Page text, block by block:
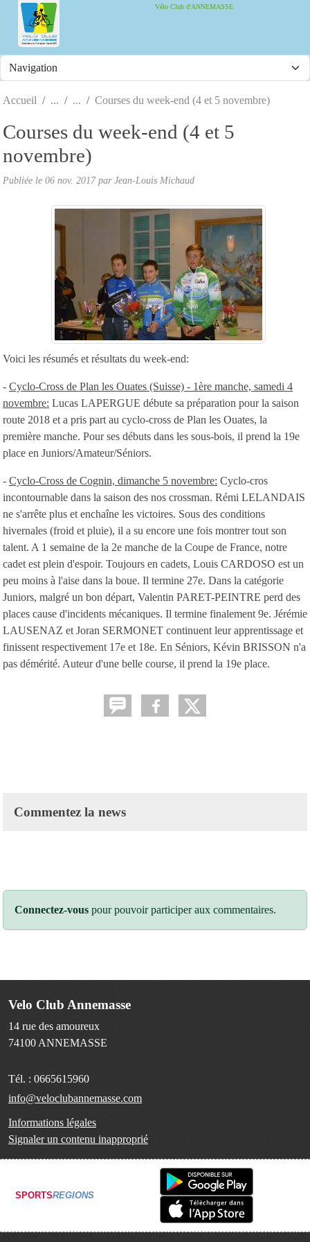
Vélo Club d'ANNEMASSE
Accueil Courses du week-end (4 et 5 novembre)
Courses du week-end (4 et 5
novembre)
Publiée le 06 nov. 2017parJean-Louis Michaud
Voici les résumés et résultats du week-end:
- Cyclo-Cross de Plan les Ouates (Suisse) - 1ère manche, samedi 4
novembre: Lucas LAPERGUE débute sa préparation pour la saison
route 2018 et a pris part au cyclo-cross de Plan les Ouates, la
première manche. Pour ses débuts dans les sous-bois, il prend la 19e
place en Juniors/Amateur/Séniors.
- Cyclo-Cross de Cognin, dimanche 5 novembre: Cyclo-cros
incontournable dans la saison des nos crossman. Rémi LELANDAIS
ne s'arrête plus et enchaîne les victoires. Sous des conditions
hivernales (froid et pluie), il a su encore une fois montrer tout son
talent. A 1 semaine de la 2e manche de la Coupe de France, notre
cadet est plein d'espoir. Toujours en cadets, Louis CARDOSO est un
peu moins à l'aise dans la boue. Il termine 27e. Dans la catégorie
Juniors, malgré un bon départ, Valentin PARET-PEINTRE perd des
places cause d'incidents mécaniques. Il termine finalement 9e. Jérémie
LAUSENAZ et Joran SERMONET continuent leur apprentissage et
finissent respectivement 17e et 18e. En Séniors, Kévin BRISSON n'a
pas démérité. Auteur d'une belle course, il prend la 19e place.
Commentez la news
Connectez-vous pour pouvoir participer aux commentaires.
Velo Club Annemasse
14 rue des amoureux
74100 ANNEMASSE
Tél. : 0665615960
info@veloclubannemasse.com
Informations légales
Signaler un contenu inapproprié
SPORTSREGIONS
Panneau de gestion des cookies